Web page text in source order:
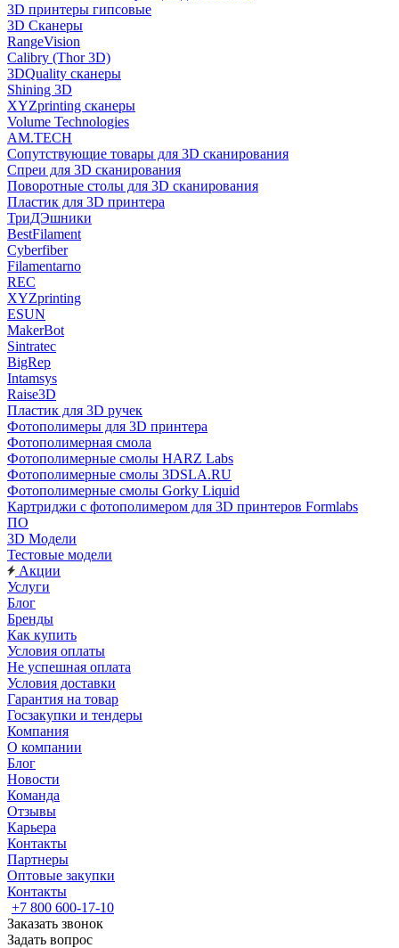
3D принтеры гипсовые
3D Сканеры
RangeVision
Calibry (Thor 3D)
3DQuality сканеры
Shining 3D
XYZprinting сканеры
Volume Technologies
AM.TECH
Сопутствующие товары для 3D сканирования
Спреи для 3D сканирования
Поворотные столы для 3D сканирования
Пластик для 3D принтера
ТриДЭшники
BestFilament
Cyberfiber
Filamentarno
REC
XYZprinting
ESUN
MakerBot
Sintratec
BigRep
Intamsys
Raise3D
Пластик для 3D ручек
Фотополимеры для 3D принтера
Фотополимерная смола
Фотополимерные смолы HARZ Labs
Фотополимерные смолы 3DSLA.RU
Фотополимерные смолы Gorky Liquid
Картриджи с фотополимером для 3D принтеров Formlabs
ПО
3D Модели
Тестовые модели
Акции
Услуги
Блог
Бренды
Как купить
Условия оплаты
Не успешная оплата
Условия доставки
Гарантия на товар
Госзакупки и тендеры
Компания
О компании
Блог
Новости
Команда
Отзывы
Карьера
Контакты
Партнеры
Оптовые закупки
Контакты
+7 800 600-17-10
Заказать звонок
Задать вопрос